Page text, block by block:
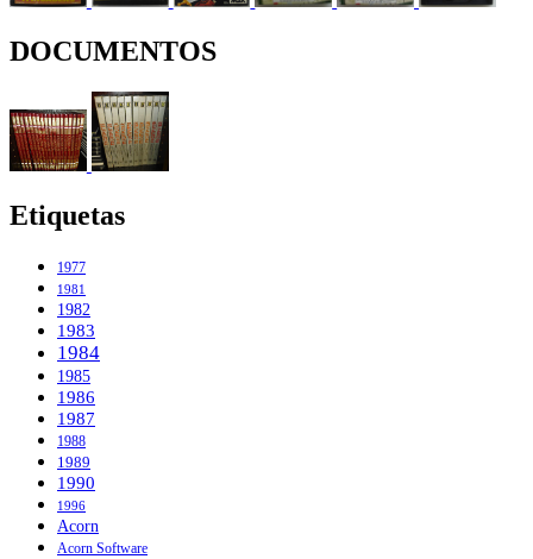
DOCUMENTOS
Etiquetas
1977
1981
1982
1983
1984
1985
1986
1987
1988
1989
1990
1996
Acorn
Acorn Software